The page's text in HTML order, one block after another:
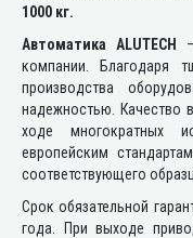
1000 кг.
Автоматика ALUTECH
компании. Благодаря
производства
надежностью. Качество
ходе многократных
европейским
соответствующего
Срок обязательной
года. При выходе